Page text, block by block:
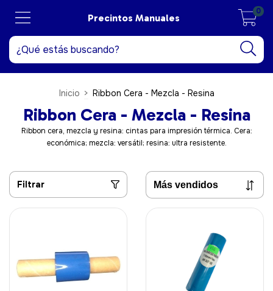
Precintos Manuales
0
Inicio > Ribbon Cera - Mezcla - Resina
Ribbon Cera - Mezcla - Resina
Ribbon cera, mezcla y resina: cintas para impresión térmica. Cera:
económica; mezcla: versátil; resina: ultra resistente.
Filtrar